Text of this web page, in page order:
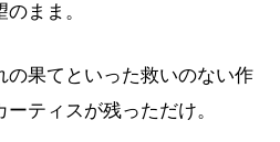
まま。
の果てといった救いのない作
ティスが残っただけ。